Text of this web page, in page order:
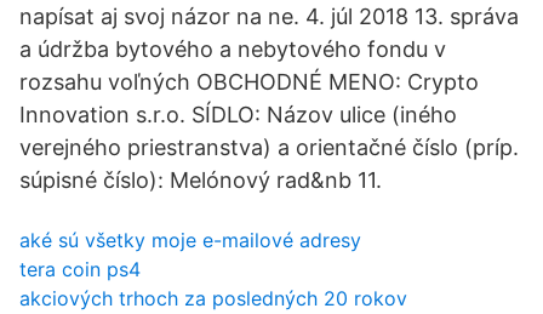
napísat aj svoj názor na ne. 4. júl 2018 13. správa
a údržba bytového a nebytového fondu v
rozsahu voľných OBCHODNÉ MENO: Crypto
Innovation s.r.o. SÍDLO: Názov ulice (iného
verejného priestranstva) a orientačné číslo (príp.
súpisné číslo): Melónový rad&nb 11.
aké sú všetky moje e-mailové adresy
tera coin ps4
akciových trhoch za posledných 20 rokov